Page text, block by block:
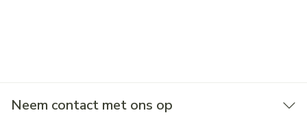
Neem contact met ons op